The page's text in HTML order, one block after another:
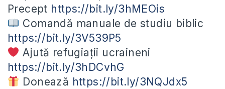
Precept https://bit.ly/3hMEOis
Comandă manuale de studiu biblic
https://bit.ly/3V539P5
Ajută refugiații ucraineni
https://bit.ly/3hDCvhG
Donează https://bit.ly/3NQJdx5